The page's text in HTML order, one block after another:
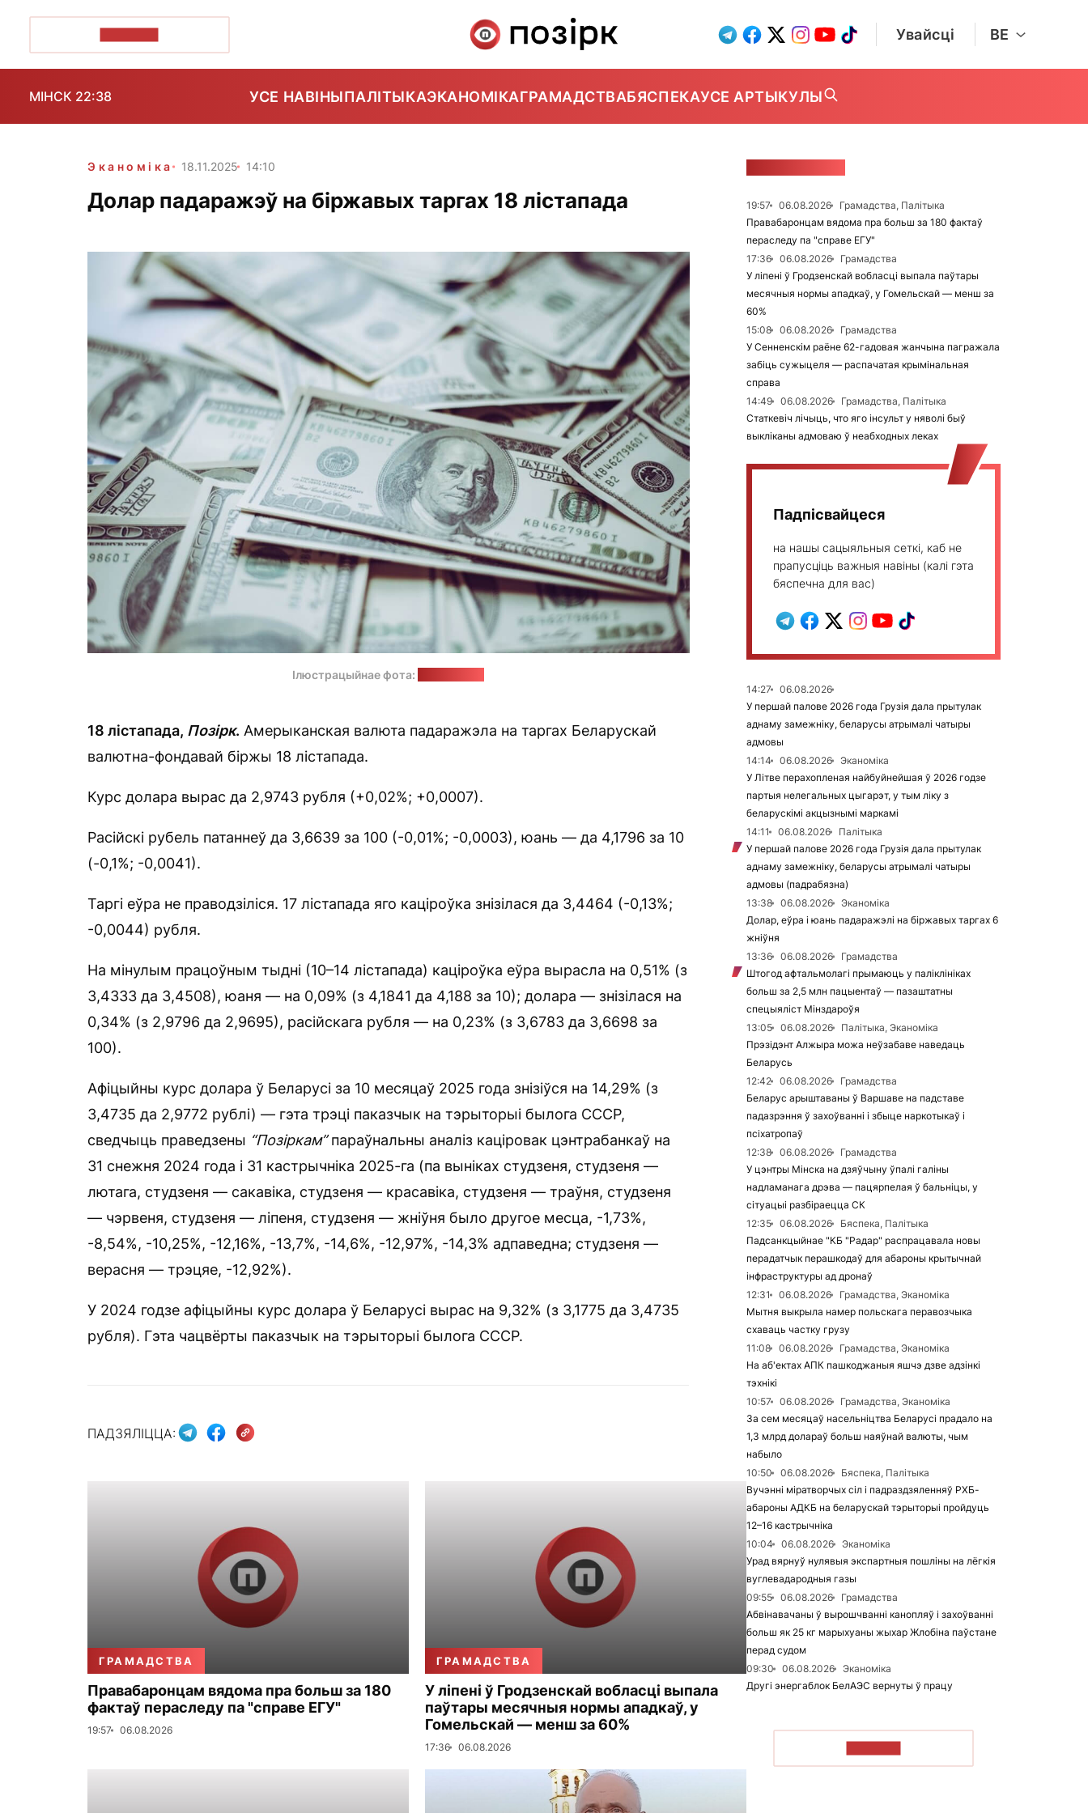
Увайсці BE
МІНСК 22:38 УСЕ НАВІНЫПАЛІТЫКАЭКАНОМІКАГРАМАДСТВАБЯСПЕКАУСЕ АРТЫКУЛЫ
Эканоміка 18.11.2025 14:10
Долар падаражэў на біржавых таргах 18 лістапада
Ілюстрацыйнае фота:
18 лістапада, Позірк. Амерыканская валюта падаражэла на таргах Беларускай
валютна-фондавай біржы 18 лістапада.
Курс долара вырас да 2,9743 рубля (+0,02%; +0,0007).
Расійскі рубель патаннеў да 3,6639 за 100 (-0,01%; -0,0003), юань — да 4,1796 за 10
(-0,1%; -0,0041).
Таргі еўра не праводзіліся. 17 лістапада яго каціроўка знізілася да 3,4464 (-0,13%;
-0,0044) рубля.
На мінулым працоўным тыдні (10–14 лістапада) каціроўка еўра вырасла на 0,51% (з
3,4333 да 3,4508), юаня — на 0,09% (з 4,1841 да 4,188 за 10); долара — знізілася на
0,34% (з 2,9796 да 2,9695), расійскага рубля — на 0,23% (з 3,6783 да 3,6698 за
100).
Афіцыйны курс долара ў Беларусі за 10 месяцаў 2025 года знізіўся на 14,29% (з
3,4735 да 2,9772 рублі) — гэта трэці паказчык на тэрыторыі былога СССР,
сведчыць праведзены “Позіркам”параўнальны аналіз каціровак цэнтрабанкаў на
31 снежня 2024 года і 31 кастрычніка 2025-га (па выніках студзеня, студзеня —
лютага, студзеня — сакавіка, студзеня — красавіка, студзеня — траўня, студзеня
— чэрвеня, студзеня — ліпеня, студзеня — жніўня было другое месца, -1,73%,
-8,54%, -10,25%, -12,16%, -13,7%, -14,6%, -12,97%, -14,3% адпаведна; студзеня —
верасня — трэцяе, -12,92%).
У 2024 годзе афіцыйны курс долара ў Беларусі вырас на 9,32% (з 3,1775 да 3,4735
рубля). Гэта чацвёрты паказчык на тэрыторыі былога СССР.
ПАДЗЯЛІЦЦА:
ГРАМАДСТВА
Правабаронцам вядома пра больш за 180
фактаў пераследу па "справе ЕГУ"
19:57 06.08.2026
ГРАМАДСТВА
У ліпені ў Гродзенскай вобласці выпала
паўтары месячныя нормы ападкаў, у
Гомельскай — менш за 60%
17:36 06.08.2026
19:57 06.08.2026
Грамадства, Палітыка
Правабаронцам вядома пра больш за 180 фактаў
пераследу па "справе ЕГУ"
17:36
06.08.2026
Грамадства
У ліпені ў Гродзенскай вобласці выпала паўтары
месячныя нормы ападкаў, у Гомельскай — менш за
60%
15:08
06.08.2026
Грамадства
У Сенненскім раёне 62-гадовая жанчына пагражала
забіць сужыцеля — распачатая крымінальная
справа
14:49
06.08.2026
Грамадства, Палітыка
Статкевіч лічыць, что яго інсульт у няволі быў
выкліканы адмоваю ў неабходных леках
Падпісвайцеся
на нашы сацыяльныя сеткі, каб не
прапусціць важныя навіны (калі гэта
бяспечна для вас)
14:27
06.08.2026
У першай палове 2026 года Грузія дала прытулак
аднаму замежніку, беларусы атрымалі чатыры
адмовы
14:14
06.08.2026
Эканоміка
У Літве перахопленая найбуйнейшая ў 2026 годзе
партыя нелегальных цыгарэт, у тым ліку з
беларускімі акцызнымі маркамі
14:11
06.08.2026
Палітыка
У першай палове 2026 года Грузія дала прытулак
аднаму замежніку, беларусы атрымалі чатыры
адмовы (падрабязна)
13:38
06.08.2026
Эканоміка
Долар, еўра і юань падаражэлі на біржавых таргах 6
жніўня
13:36
06.08.2026
Грамадства
Штогод афтальмолагі прымаюць у паліклініках
больш за 2,5 млн пацыентаў — пазаштатны
спецыяліст Мінздароўя
13:05
06.08.2026
Палітыка, Эканоміка
Прэзідэнт Алжыра можа неўзабаве наведаць
Беларусь
12:42
06.08.2026
Грамадства
Беларус арыштаваны ў Варшаве на падставе
падазрэння ў захоўванні і збыце наркотыкаў і
псіхатропаў
12:38
06.08.2026
Грамадства
У цэнтры Мінска на дзяўчыну ўпалі галіны
надламанага дрэва — пацярпелая ў бальніцы, у
сітуацыі разбіраецца СК
12:35
06.08.2026
Бяспека, Палітыка
Падсанкцыйнае "КБ "Радар" распрацавала новы
перадатчык перашкодаў для абароны крытычнай
інфраструктуры ад дронаў
12:31
06.08.2026
Грамадства, Эканоміка
Мытня выкрыла намер польскага перавозчыка
схаваць частку грузу
11:08
06.08.2026
Грамадства, Эканоміка
На аб'ектах АПК пашкоджаныя яшчэ дзве адзінкі
тэхнікі
10:57
06.08.2026
Грамадства, Эканоміка
За сем месяцаў насельніцтва Беларусі прадало на
1,3 млрд долараў больш наяўнай валюты, чым
набыло
10:50
06.08.2026
Бяспека, Палітыка
Вучэнні міратворчых сіл і падраздзяленняў РХБ-
абароны АДКБ на беларускай тэрыторыі пройдуць
12–16 кастрычніка
10:04
06.08.2026
Эканоміка
Урад вярнуў нулявыя экспартныя пошліны на лёгкія
вуглевадародныя газы
09:55
06.08.2026
Грамадства
Абвінавачаны ў вырошчванні канопляў і захоўванні
больш як 25 кг марыхуаны жыхар Жлобіна паўстане
перад судом
09:30
06.08.2026
Эканоміка
Другі энергаблок БелАЭС вернуты ў працу